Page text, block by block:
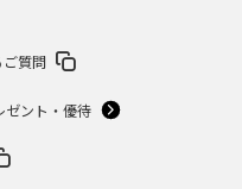
質問
ゼント・優待